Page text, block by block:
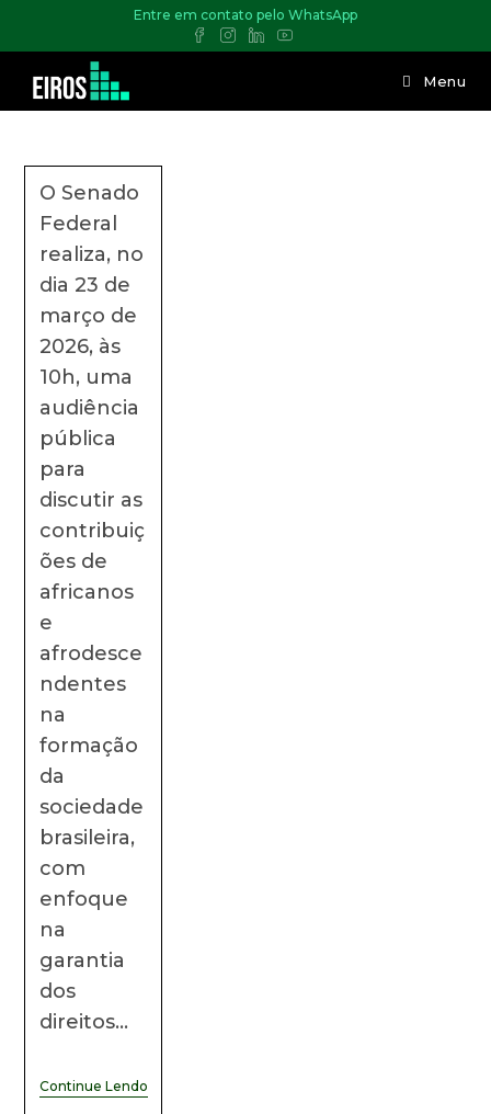
Entre em contato pelo WhatsApp
Menu
O Senado
Federal
realiza, no
dia 23 de
março de
2026, às
10h, uma
audiência
pública
para
discutir as
contribuiç
ões de
africanos
e
afrodesce
ndentes
na
formação
da
sociedade
brasileira,
com
enfoque
na
garantia
dos
direitos…
Continue Lendo